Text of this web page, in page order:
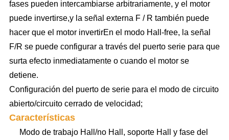
fases pueden intercambiarse arbitrariamente, y el motor
puede invertirse,y la señal externa F / R también puede
hacer que el motor invertirEn el modo Hall-free, la señal
F/R se puede configurar a través del puerto serie para que
surta efecto inmediatamente o cuando el motor se
detiene.
Configuración del puerto de serie para el modo de circuito
abierto/circuito cerrado de velocidad;
Características
Modo de trabajo Hall/no Hall, soporte Hall y fase del